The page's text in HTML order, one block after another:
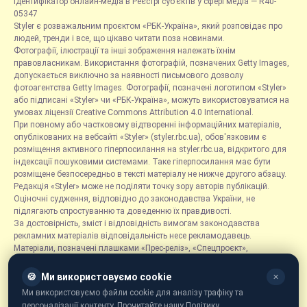
05347
Styler є розважальним проєктом «РБК-Україна», який розповідає про
людей, тренди і все, що цікаво читати поза новинами.
Фотографії, ілюстрації та інші зображення належать їхнім
правовласникам. Використання фотографій, позначених Getty Images,
допускається виключно за наявності письмового дозволу
фотоагентства Getty Images. Фотографії, позначені логотипом «Styler»
або підписані «Styler» чи «РБК-Україна», можуть використовуватися на
умовах ліцензії Creative Commons Attribution 4.0 International.
При повному або частковому відтворенні інформаційних матеріалів,
опублікованих на вебсайті «Styler» (styler.rbc.ua), обов'язковим є
розміщення активного гіперпосилання на styler.rbc.ua, відкритого для
індексації пошуковими системами. Таке гіперпосилання має бути
розміщене безпосередньо в тексті матеріалу не нижче другого абзацу.
Редакція «Styler» може не поділяти точку зору авторів публікацій.
Оціночні судження, відповідно до законодавства України, не
підлягають спростуванню та доведенню їх правдивості.
За достовірність, зміст і відповідність вимогам законодавства
рекламних матеріалів відповідальність несе рекламодавець.
Матеріали, позначені плашками «Прес-реліз», «Спецпроєкт»,
розміщуються на правах реклами.
Рубрика «Новини компаній» є інформаційним форматом, що містить
новини, повідомлення та оголошення, пов'язані з діяльністю
🍪 Ми використовуємо cookie ✕
Ми використовуємо файли cookie для аналізу трафіку та